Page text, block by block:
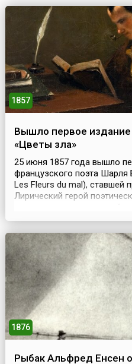
1857
Вышло первое
«Цветы зла»
25 июня 1857 года вышло
французского поэта
Les Fleurs du mal), ставшей
Лирический герой
его терзают ощущение
обвинили в имморализме и
разбират...
1876
Рыбак Альфред Енсен